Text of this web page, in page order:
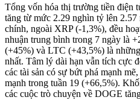
Tổng vốn hóa thị trường tiền điện
tăng từ mức 2.29 nghìn tỷ lên 2.57
chính, ngoài XRP (-1,3%), đều
nhuận trung bình trong 7 ngày là
(+45%) và LTC (+43,5%) là
nhất. Tâm lý dài hạn vẫn tích cực
các tài sản có sự bứt phá mạnh
mạnh trong tuần 19 (+66,5%).
các cuộc trò chuyện về DOGE